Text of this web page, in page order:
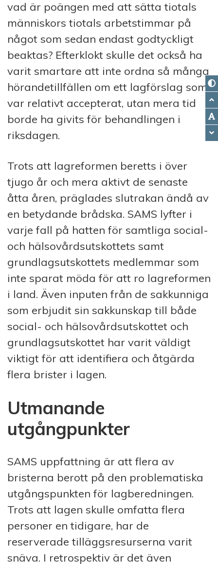
vad är poängen med att sätta tiotals
människors tiotals arbetstimmar på
något som sedan endast godtyckligt
beaktas? Efterklokt skulle det också ha
varit smartare att inte ordna så många
hörandetillfällen om ett lagförslag som
var relativt accepterat, utan mera tid
borde ha givits för behandlingen i
riksdagen.
Trots att lagreformen beretts i över
tjugo år och mera aktivt de senaste
åtta åren, präglades slutrakan ändå av
en betydande brådska. SAMS lyfter i
varje fall på hatten för samtliga social-
och hälsovårdsutskottets samt
grundlagsutskottets medlemmar som
inte sparat möda för att ro lagreformen
i land. Även inputen från de sakkunniga
som erbjudit sin sakkunskap till både
social- och hälsovårdsutskottet och
grundlagsutskottet har varit väldigt
viktigt för att identifiera och åtgärda
flera brister i lagen.
Utmanande
utgångpunkter
SAMS uppfattning är att flera av
bristerna berott på den problematiska
utgångspunkten för lagberedningen.
Trots att lagen skulle omfatta flera
personer en tidigare, har de
reserverade tilläggsresurserna varit
snäva. I retrospektiv är det även